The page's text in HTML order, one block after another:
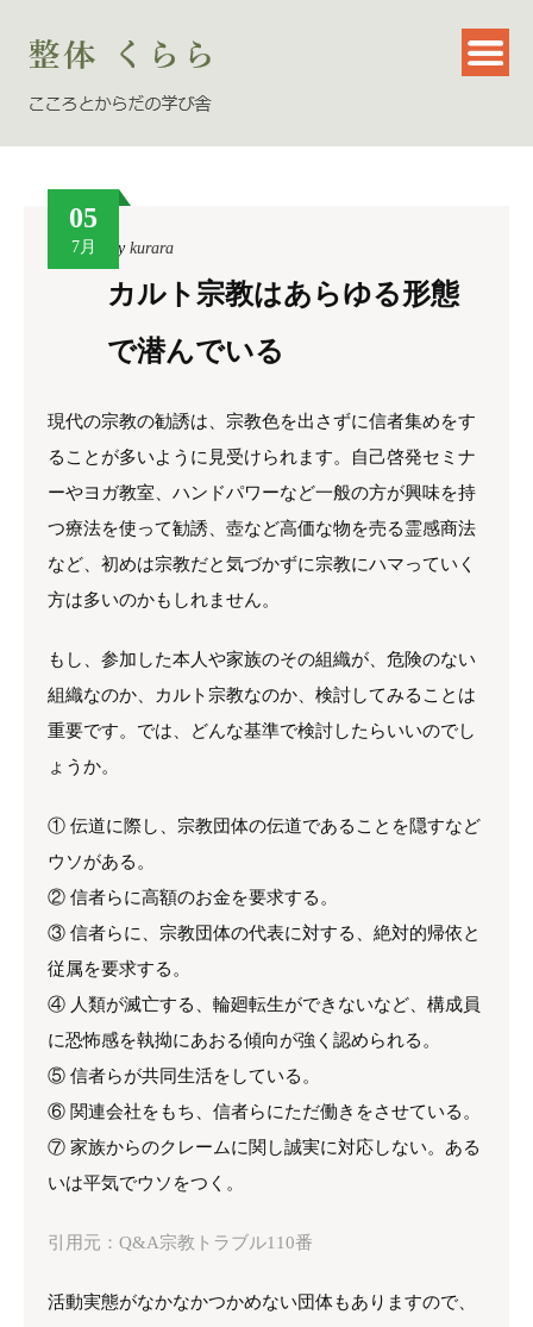
05
7月 By kurara
カルト宗教はあらゆる形態
で潜んでいる
現代の宗教の勧誘は、宗教色を出さずに信者集めをす
ることが多いように見受けられます。自己啓発セミナ
ーやヨガ教室、ハンドパワーなど一般の方が興味を持
つ療法を使って勧誘、壺など高価な物を売る霊感商法
など、初めは宗教だと気づかずに宗教にハマっていく
方は多いのかもしれません。
もし、参加した本人や家族のその組織が、危険のない
組織なのか、カルト宗教なのか、検討してみることは
重要です。では、どんな基準で検討したらいいのでし
ょうか。
① 伝道に際し、宗教団体の伝道であることを隠すなど
ウソがある。
② 信者らに高額のお金を要求する。
③ 信者らに、宗教団体の代表に対する、絶対的帰依と
従属を要求する。
④ 人類が滅亡する、輪廻転生ができないなど、構成員
に恐怖感を執拗にあおる傾向が強く認められる。
⑤ 信者らが共同生活をしている。
⑥ 関連会社をもち、信者らにただ働きをさせている。
⑦ 家族からのクレームに関し誠実に対応しない。ある
いは平気でウソをつく。
引用元：Q&A宗教トラブル110番
活動実態がなかなかつかめない団体もありますので、